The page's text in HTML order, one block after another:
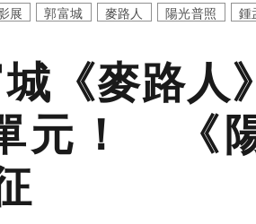
展 郭富城 麥路人 陽光普照 鍾
《麥路人
元！ 《